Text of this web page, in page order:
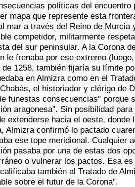
políticas del encuentro
mapa que represente esta
mar a través del Reino de Murcia
competidor, militarmente
del sur peninsular. A la Corona
le frenaba por ese extremo
de 1258, también fijaría su límite
en Almizra como en el
el historiador y clérigo de
funestas consecuencias" porque
aragonesa". Sin posibilidad
extenderse hacia el oeste, donde
Almizra confirmó lo pactado
ese tope meridional. Cualquier
pasaba por una de estas dos
o vulnerar los pactos. Esa
también al Tratado de
sobre el futur de la Corona".